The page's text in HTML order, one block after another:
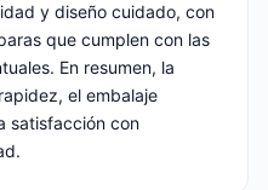
y diseño cuidado, con
que cumplen con las
En resumen, la
el embalaje
satisfacción con